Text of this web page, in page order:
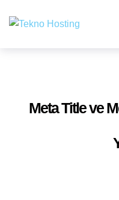
Meta Title ve